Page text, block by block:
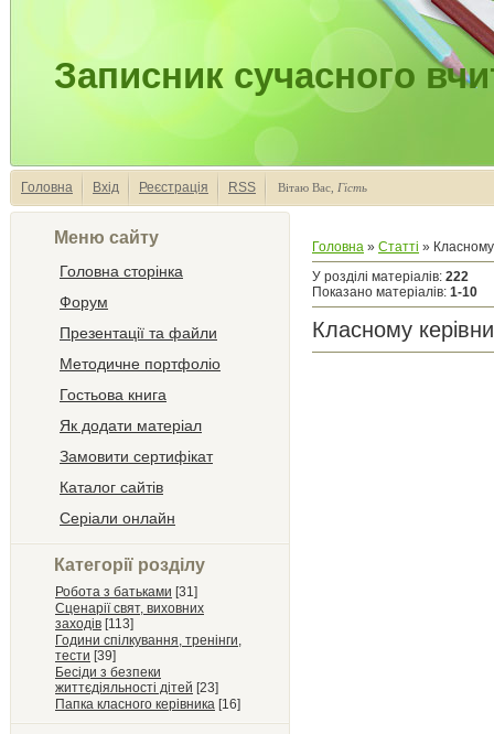
Записник сучасного
Головна Вхід Реєстрація RSS Вітаю Вас Гість
Меню сайту
Головна сторінка
Форум
Презентації та файли
Методичне портфоліо
Гостьова книга
Як додати матеріал
Замовити сертифікат
Каталог сайтів
Серіали онлайн
Категорії розділу
Робота з батьками [31]
Сценарії свят, виховних
заходів [113]
Години спілкування, тренінги,
тести [39]
Бесіди з безпеки
життєдіяльності дітей [23]
Папка класного керівника [16]
Головна » Статті » Класному
У розділі матеріалів: 222
Показано матеріалів: 1-10
Класному